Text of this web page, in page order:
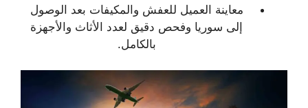
معاينة العميل للعفش والمكيفات بعد الوصول
إلى سوريا وفحص دقيق لعدد الأثاث والأجهزة
بالكامل.